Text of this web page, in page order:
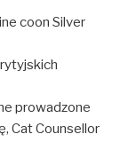
coon Silver
prowadzone
Cat Counsellor